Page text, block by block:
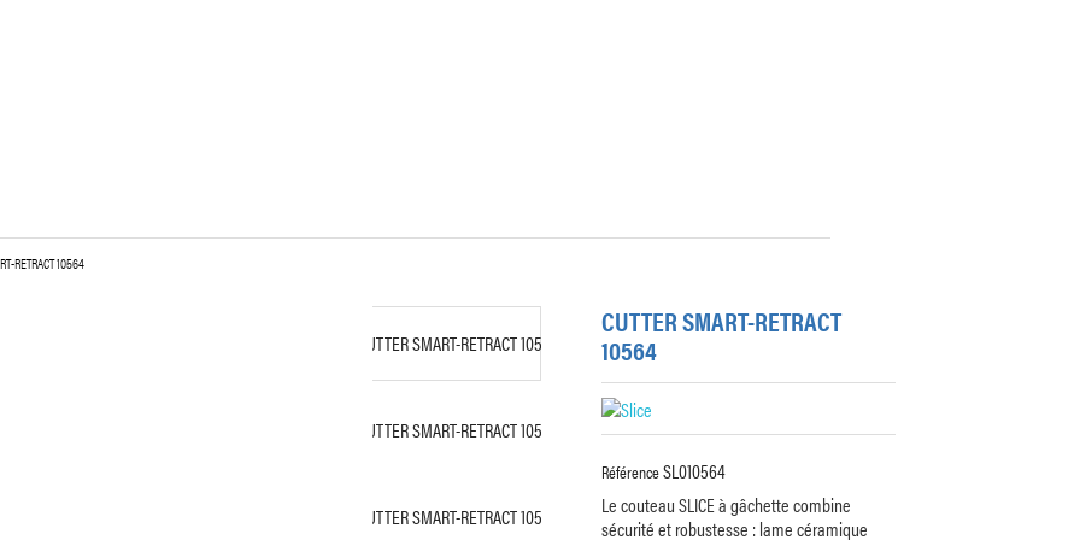
RETRACT 10564
CUTTER SMART-RETRACT
10564
RéférenceSL010564
Le couteau SLICE à gâchette combine
sécurité et robustesse : lame céramique